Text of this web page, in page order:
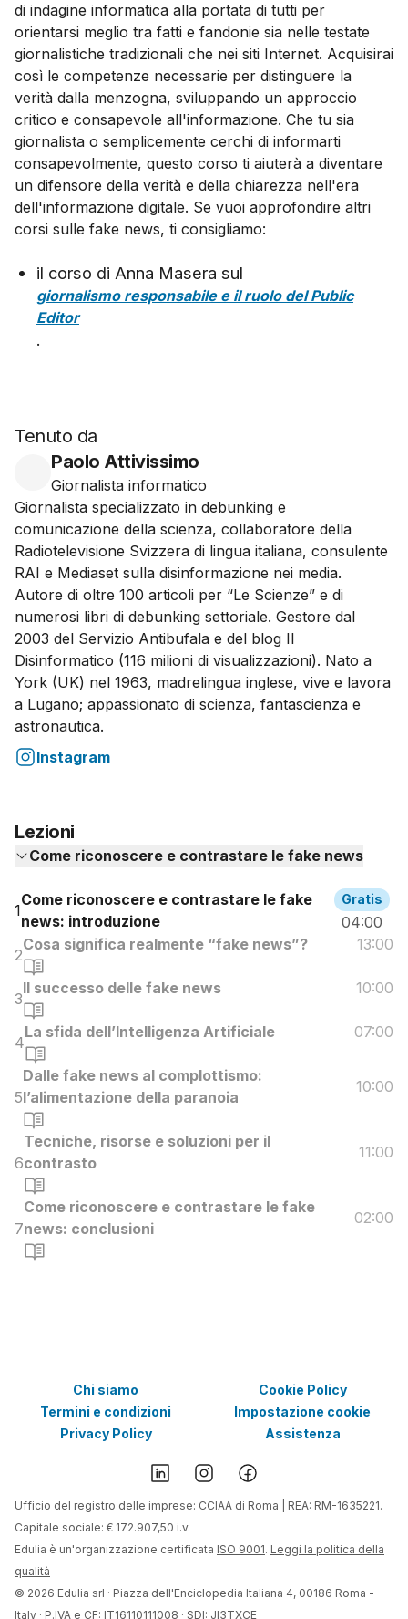
di indagine informatica alla portata di tutti per
orientarsi meglio tra fatti e fandonie sia nelle testate
giornalistiche tradizionali che nei siti Internet. Acquisirai
così le competenze necessarie per distinguere la
verità dalla menzogna, sviluppando un approccio
critico e consapevole all'informazione. Che tu sia
giornalista o semplicemente cerchi di informarti
consapevolmente, questo corso ti aiuterà a diventare
un difensore della verità e della chiarezza nell'era
dell'informazione digitale. Se vuoi approfondire altri
corsi sulle fake news, ti consigliamo:
il corso di Anna Masera sul
giornalismo responsabile e il ruolo del Public
Editor
.
Tenuto da
Paolo Attivissimo
Giornalista informatico
Giornalista specializzato in debunking e
comunicazione della scienza, collaboratore della
Radiotelevisione Svizzera di lingua italiana, consulente
RAI e Mediaset sulla disinformazione nei media.
Autore di oltre 100 articoli per “Le Scienze” e di
numerosi libri di debunking settoriale. Gestore dal
2003 del Servizio Antibufala e del blog Il
Disinformatico (116 milioni di visualizzazioni). Nato a
York (UK) nel 1963, madrelingua inglese, vive e lavora
a Lugano; appassionato di scienza, fantascienza e
astronautica.
Instagram
Lezioni
Come riconoscere e contrastare le fake news
1
Come riconoscere e contrastare le fake
news: introduzione
Gratis
04:00
2
Cosa significa realmente “fake news”? 13:00
3
Il successo delle fake news 10:00
4
La sfida dell’Intelligenza Artificiale 07:00
5
Dalle fake news al complottismo:
l’alimentazione della paranoia
10:00
6
Tecniche, risorse e soluzioni per il
contrasto
11:00
7
Come riconoscere e contrastare le fake
news: conclusioni
02:00
Chi siamo
Termini e condizioni
Privacy Policy
Cookie Policy
Impostazione cookie
Assistenza
Ufficio del registro delle imprese: CCIAA di Roma | REA: RM-1635221.
Capitale sociale: € 172.907,50 i.v.
Edulia è un'organizzazione certificata ISO 9001. Leggi la politica della
qualità
© 2026 Edulia srl · Piazza dell'Enciclopedia Italiana 4, 00186 Roma -
Italy · P.IVA e CF: IT16110111008 · SDI: JI3TXCE